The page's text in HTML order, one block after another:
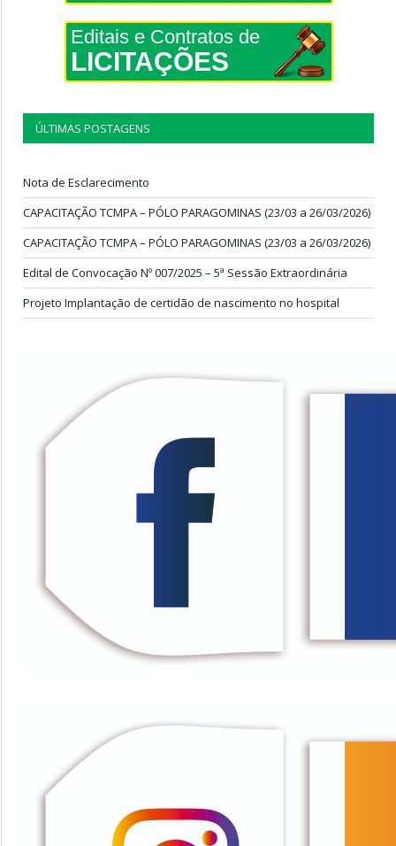
Editais e Contratos de
LICITAÇÕES
ÚLTIMAS POSTAGENS
Nota de Esclarecimento
CAPACITAÇÃO TCMPA – PÓLO PARAGOMINAS (23/03 a 26/03/2026)
CAPACITAÇÃO TCMPA – PÓLO PARAGOMINAS (23/03 a 26/03/2026)
Edital de Convocação Nº 007/2025 – 5ª Sessão Extraordinária
Projeto Implantação de certidão de nascimento no hospital